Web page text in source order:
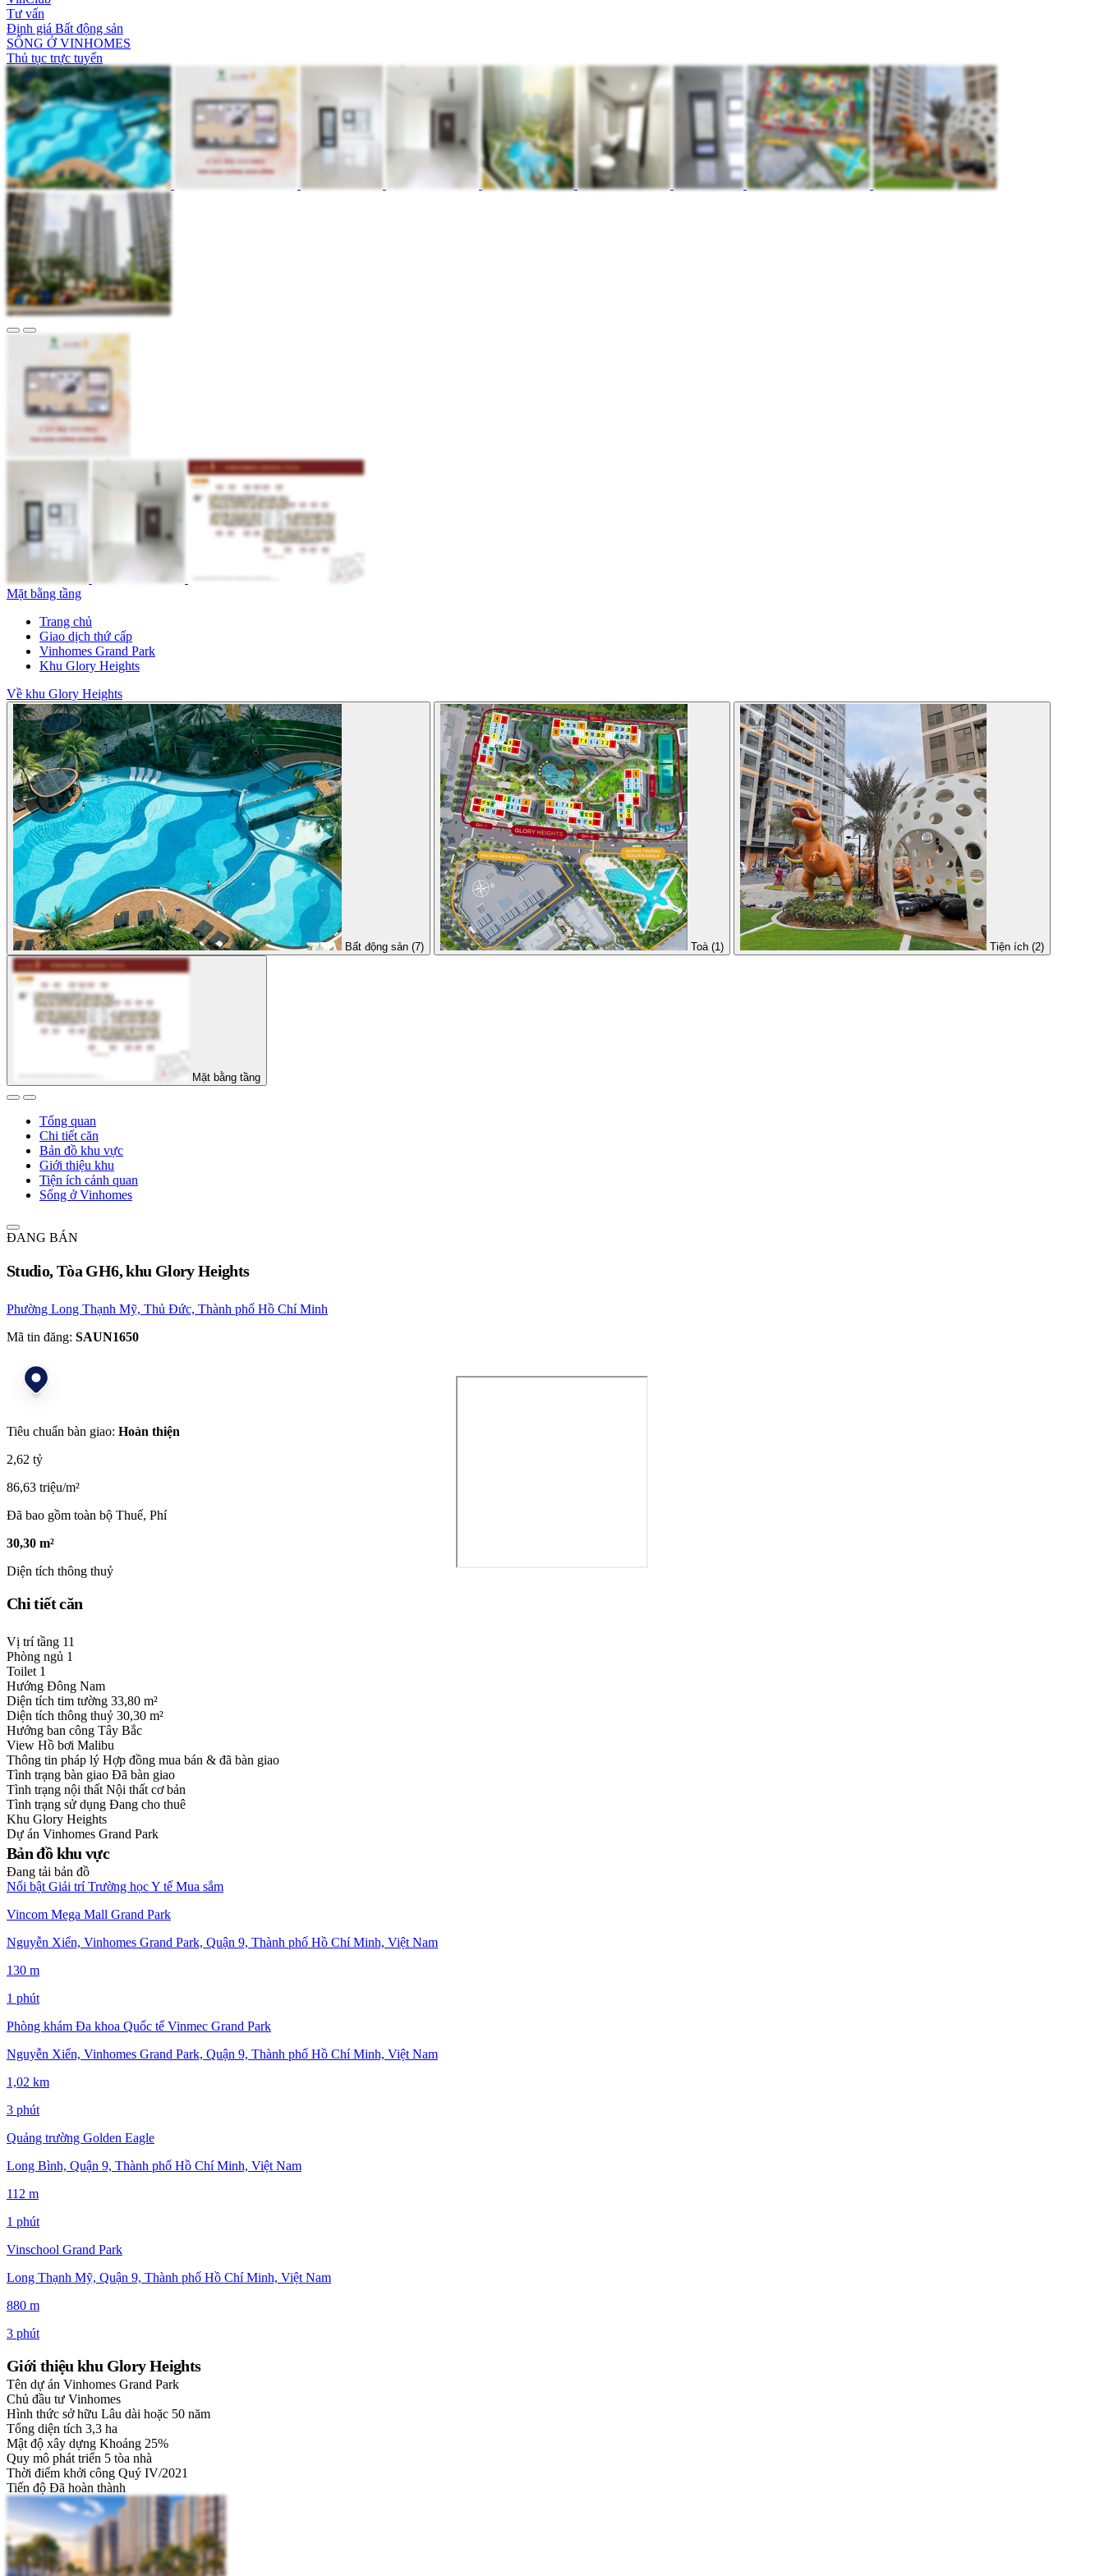
Tư vấn
Định giá Bất động sản
SỐNG Ở VINHOMES
Thủ tục trực tuyến
Mặt bằng tầng
Trang chủ
Giao dịch thứ cấp
Vinhomes Grand Park
Khu Glory Heights
Về khu Glory Heights
Bất động sản (7) Toà (1) Tiện ích (2)
Mặt bằng tầng
Tổng quan
Chi tiết căn
Bản đồ khu vực
Giới thiệu khu
Tiện ích cảnh quan
Sống ở Vinhomes
ĐANG BÁN
Studio, Tòa GH6, khu Glory Heights
Phường Long Thạnh Mỹ, Thủ Đức, Thành phố Hồ Chí Minh
Mã tin đăng: SAUN1650
Tiêu chuẩn bàn giao: Hoàn thiện
2,62 tỷ
86,63 triệu/m²
Đã bao gồm toàn bộ Thuế, Phí
30,30 m²
Diện tích thông thuỷ
Chi tiết căn
Vị trí tầng 11
Phòng ngủ 1
Toilet 1
Hướng Đông Nam
Diện tích tim tường 33,80 m²
Diện tích thông thuỷ 30,30 m²
Hướng ban công Tây Bắc
View Hồ bơi Malibu
Thông tin pháp lý Hợp đồng mua bán & đã bàn giao
Tình trạng bàn giao Đã bàn giao
Tình trạng nội thất Nội thất cơ bản
Tình trạng sử dụng Đang cho thuê
Khu Glory Heights
Dự án Vinhomes Grand Park
Bản đồ khu vực
Đang tải bản đồ
Nổi bật Giải trí Trường họcY tế Mua sắm
Vincom Mega Mall Grand Park
Nguyễn Xiển, Vinhomes Grand Park, Quận 9, Thành phố Hồ Chí Minh, Việt Nam
130 m
1 phút
Phòng khám Đa khoa Quốc tế Vinmec Grand Park
Nguyễn Xiển, Vinhomes Grand Park, Quận 9, Thành phố Hồ Chí Minh, Việt Nam
1,02 km
3 phút
Quảng trường Golden Eagle
Long Bình, Quận 9, Thành phố Hồ Chí Minh, Việt Nam
112 m
1 phút
Vinschool Grand Park
Long Thạnh Mỹ, Quận 9, Thành phố Hồ Chí Minh, Việt Nam
880 m
3 phút
Giới thiệu khu Glory Heights
Tên dự án Vinhomes Grand Park
Chủ đầu tư Vinhomes
Hình thức sở hữu Lâu dài hoặc 50 năm
Tổng diện tích 3,3 ha
Mật độ xây dựng Khoảng 25%
Quy mô phát triển 5 tòa nhà
Thời điểm khởi công Quý IV/2021
Tiến độ Đã hoàn thành